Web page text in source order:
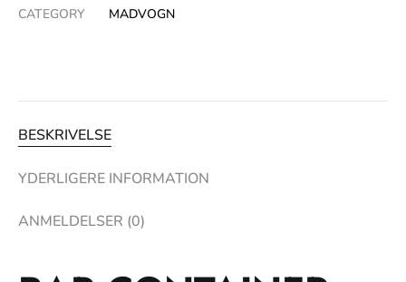
CATEGORY
MADVOGN
BESKRIVELSE
YDERLIGERE INFORMATION
ANMELDELSER (0)